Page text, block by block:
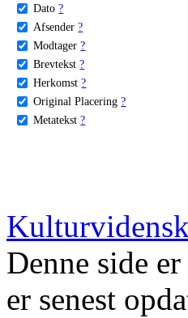
Dato ?
Afsender ?
Modtager ?
Brevtekst ?
Herkomst ?
Original Placering ?
Metatekst ?
Denne side
er senest